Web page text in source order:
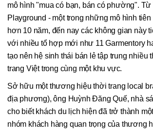
mô hình "mua có bạn, bán có phường".
Playground - một trong những mô hình
hơn 10 năm, đến nay các không gian này
với nhiều tổ hợp mới như 11 Garmentory
tạo nên hệ sinh thái bán lẻ tập trung nhiều
trang Việt trong cùng một khu vực.
Sở hữu một thương hiệu thời trang local
địa phương), ông Huỳnh Đăng Quế, nhà
cho biết khách du lịch hiện đã trở thành
nhóm khách hàng quan trọng của thương